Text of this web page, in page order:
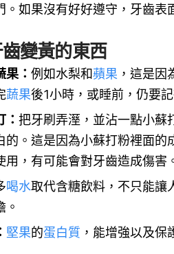
。如果沒有好好遵守，牙齒表
變黃的東西
果： 例如水梨和蘋果 ，這是因
蔬果後1小時，或睡前，仍要記
： 把牙刷弄溼，並沾一點小蘇
的。這是因為小蘇打粉裡面
用，有可能會對牙齒造成傷害
喝水取代含糖飲料，不只能讓
。
堅果的蛋白質 ，能增強以及保